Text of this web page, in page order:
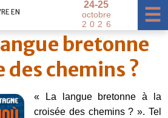
REEN
24-25
octobre
20 2 6 ☰
×
bretonne
des chemins ?
« La langue bretonne à la
croisée des chemins ? ». Tel